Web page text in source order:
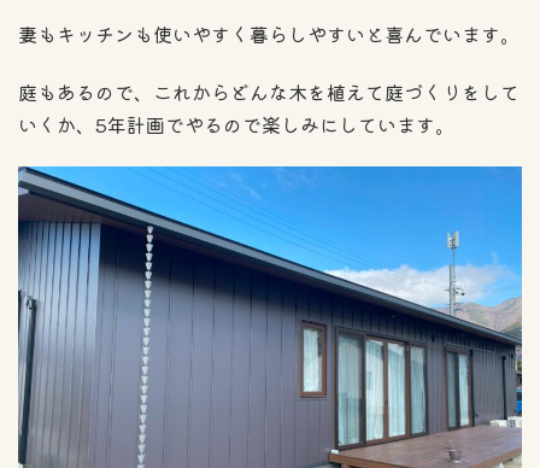
妻もキッチンも使いやすく暮らしやすいと喜んでいます。
庭もあるので、これからどんな木を植えて庭づくりをして
いくか、5年計画でやるので楽しみにしています。